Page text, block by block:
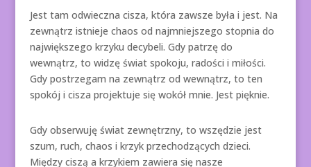
Jest tam odwieczna cisza, która zawsze była i jest. Na
zewnątrz istnieje chaos od najmniejszego stopnia do
największego krzyku decybeli. Gdy patrzę do
wewnątrz, to widzę świat spokoju, radości i miłości.
Gdy postrzegam na zewnątrz od wewnątrz, to ten
spokój i cisza projektuje się wokół mnie. Jest pięknie.
Gdy obserwuję świat zewnętrzny, to wszędzie jest
szum, ruch, chaos i krzyk przechodzących dzieci.
Między ciszą a krzykiem zawiera się nasze